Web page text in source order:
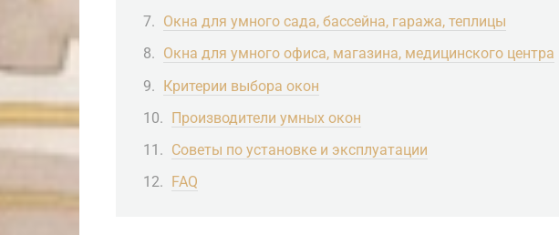
Окна для умного сада, бассейна, гаража, теплицы
Окна для умного офиса, магазина, медицинского центра
Критерии выбора окон
Производители умных окон
Советы по установке и эксплуатации
FAQ